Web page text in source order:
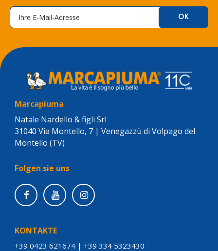
Marcapiuma
Natale Nardello & figli Srl
31040 Via Montello, 7 | Venegazzù di Volpago del
Montello (TV)
Folgen sie uns
KONTAKTE
+39 0423 621674 | +39 334 5323430